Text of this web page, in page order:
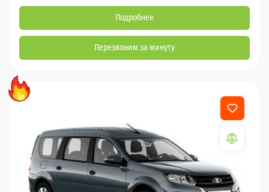
Подробнее
Перезвоним за минуту